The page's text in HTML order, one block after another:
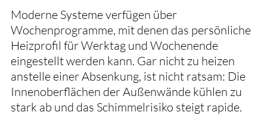
Moderne Systeme verfügen über
Wochenprogramme, mit denen das persönliche
Heizprofil für Werktag und Wochenende
eingestellt werden kann. Gar nicht zu heizen
anstelle einer Absenkung, ist nicht ratsam: Die
Innenoberflächen der Außenwände kühlen zu
stark ab und das Schimmelrisiko steigt rapide.